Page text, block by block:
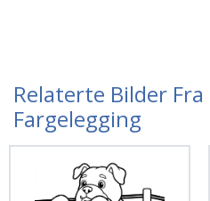
Relaterte Bilder
Fargelegging